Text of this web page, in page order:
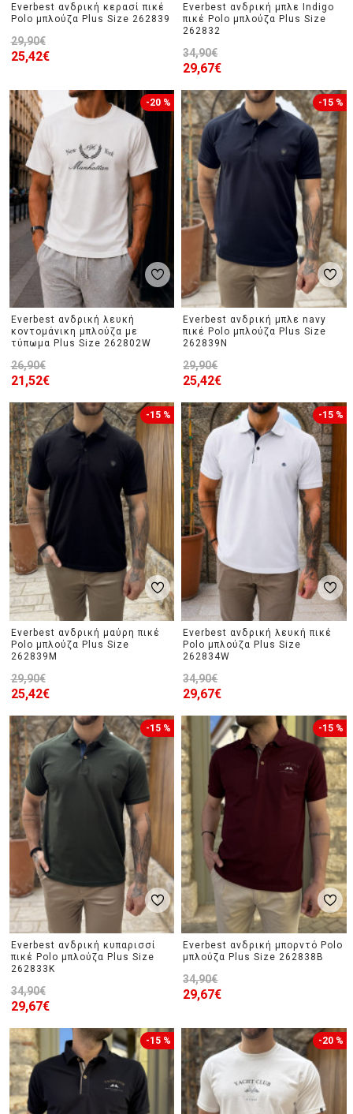
Everbest ανδρική κερασί πικέ
Polo μπλούζα Plus Size 262839
25,42€
29,90€
Everbest ανδρική μπλε Indigo
πικέ Polo μπλούζα Plus Size
262832
29,67€
34,90€
-20 %
Everbest ανδρική λευκή
κοντομάνικη μπλούζα με
τύπωμα Plus Size 262802W
21,52€
26,90€
-15 %
Everbest ανδρική μπλε navy
πικέ Polo μπλούζα Plus Size
262839N
25,42€
29,90€
-15 %
Everbest ανδρική μαύρη πικέ
Polo μπλούζα Plus Size
262839M
25,42€
29,90€
-15 %
Everbest ανδρική λευκή πικέ
Polo μπλούζα Plus Size
262834W
29,67€
34,90€
-15 %
Everbest ανδρική κυπαρισσί
πικέ Polo μπλούζα Plus Size
262833K
29,67€
34,90€
-15 %
Everbest ανδρική μπορντό Polo
μπλούζα Plus Size 262838B
29,67€
34,90€
-15 % -20 %